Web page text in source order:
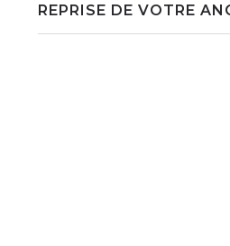
REPRISE DE VOTRE